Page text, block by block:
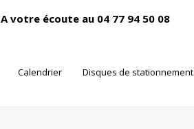
A votre écoute au 04 77 94 50 08
Calendrier Disques de stationnement